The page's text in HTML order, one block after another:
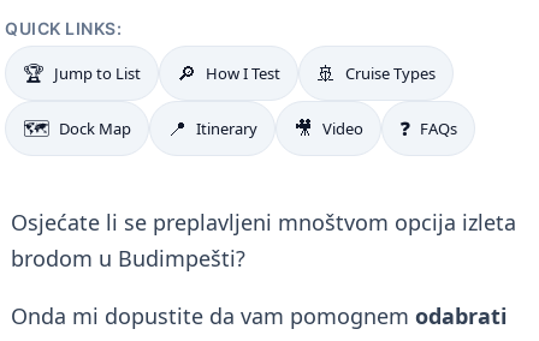
QUICK LINKS:
🏆 Jump to List 🔎 How I Test 🚢 Cruise Types
🗺️ Dock Map 📍 Itinerary 🎥 Video ❓ FAQs
Osjećate li se preplavljeni mnoštvom opcija izleta
brodom u Budimpešti?
Onda mi dopustite da vam pomognem odabrati